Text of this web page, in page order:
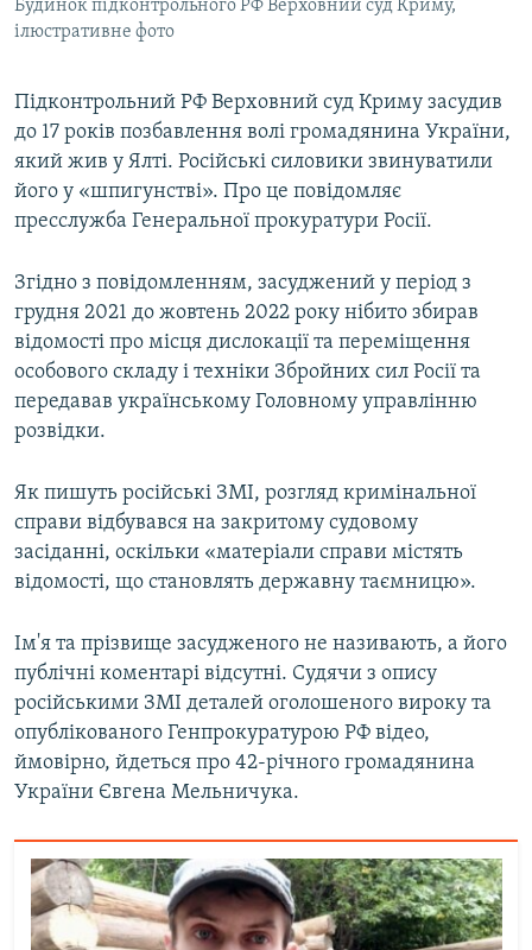
Будинок підконтрольного РФ Верховний суд Криму,
ілюстративне фото
Підконтрольний РФ Верховний суд Криму засудив
до 17 років позбавлення волі громадянина України,
який жив у Ялті. Російські силовики звинуватили
його у «шпигунстві». Про це повідомляє
пресслужба Генеральної прокуратури Росії.
Згідно з повідомленням, засуджений у період з
грудня 2021 до жовтень 2022 року нібито збирав
відомості про місця дислокації та переміщення
особового складу і техніки Збройних сил Росії та
передавав українському Головному управлінню
розвідки.
Як пишуть російські ЗМІ, розгляд кримінальної
справи відбувався на закритому судовому
засіданні, оскільки «матеріали справи містять
відомості, що становлять державну таємницю».
Ім'я та прізвище засудженого не називають, а його
публічні коментарі відсутні. Судячи з опису
російськими ЗМІ деталей оголошеного вироку та
опублікованого Генпрокуратурою РФ відео,
ймовірно, йдеться про 42-річного громадянина
України Євгена Мельничука.